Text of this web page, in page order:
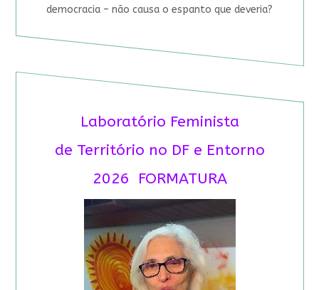
democracia – não causa o espanto que deveria?
Laboratório Feminista
de Território no DF e Entorno
2026 FORMATURA